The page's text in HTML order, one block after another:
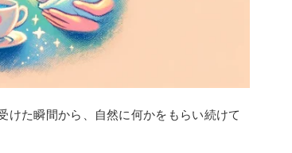
けた瞬間から、自然に何かをもらい続けて